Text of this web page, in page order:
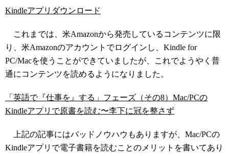
Kindleアプリダウンロード
これまでは、米Amazonから発売しているコンテンツに限
り、米Amazonのアカウントでログインし、Kindle for
PC/Macを使うことができていましたが、これでようやく普
通にコンテンツを読めるようになりました。
「英語で『仕事を』する」フェーズ（その8）Mac/PCの
Kindleアプリで原書を読む〜李下に冠を整さず
上記の記事にはバッドノウハウもありますが、Mac/PCの
Kindleアプリで電子書籍を読むことのメリットを書いてあり